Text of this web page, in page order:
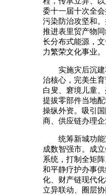
委十一届十次全
污染防治攻坚和
推进表里贸产物
长分布式能源，
力繁荣文化事业。
实施灾后沉建
治核心，完美生
白叟、窘境儿童
提拔零部件当地
操纵外资。吸引
商、供应链办理企
统筹新城功能
成数智强市。成
系统，打制全矩
和平静疗护办事
化、财产链现代
立异联动、圈层